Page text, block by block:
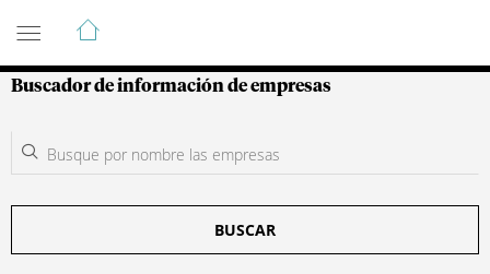
Guía de Empresas Colombianas
Buscador de información de empresas
BUSCAR